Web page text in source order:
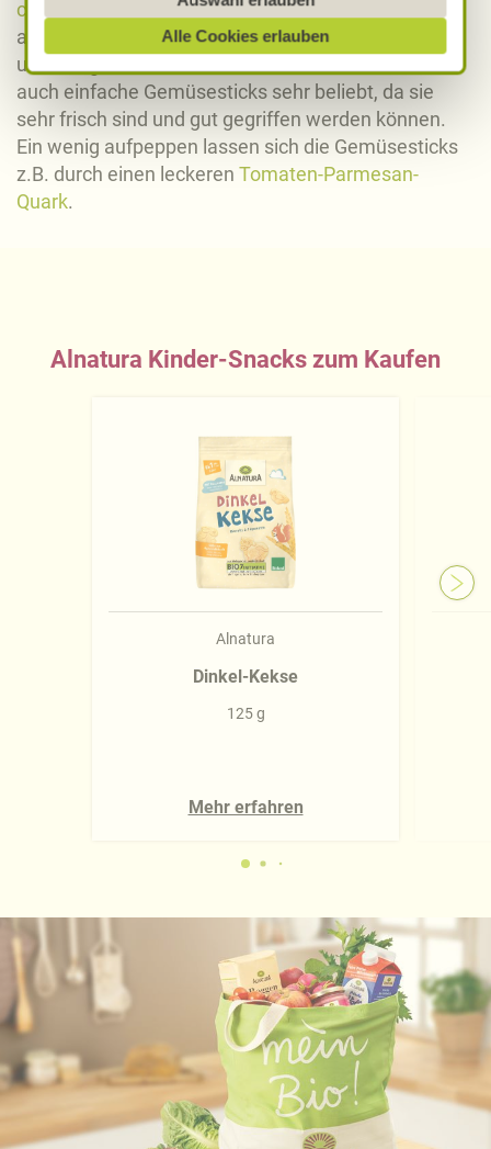
analysiert werden und Betroffenenrechte nicht
durchgesetzt werden könnten. Sie können jederzeit
Ihre Einwilligung zur Datenverarbeitung und
-übermittlung widerrufen und Tools deaktivieren.
Ausführliche Informationen finden Sie in unserer
Datenschutzerklärung.
Näheres über uns erfahren Sie in unserem
Alle Cookies erlauben
cremigen Cashew-Kokos-Riegeleine
abwechslungsreiche Rezeptidee für Zuhause oder
unterwegs. Für einen kurzen Snack Zuhause sind
auch einfache Gemüsesticks sehr beliebt, da sie
sehr frisch sind und gut gegriffen werden können.
Ein wenig aufpeppen lassen sich die Gemüsesticks
z.B. durch einen leckeren Tomaten-Parmesan-
Quark.
Alnatura Kinder-Snacks zum Kaufen
Alnatura
Dinkel-Kekse
125 g
Mehr erfahren